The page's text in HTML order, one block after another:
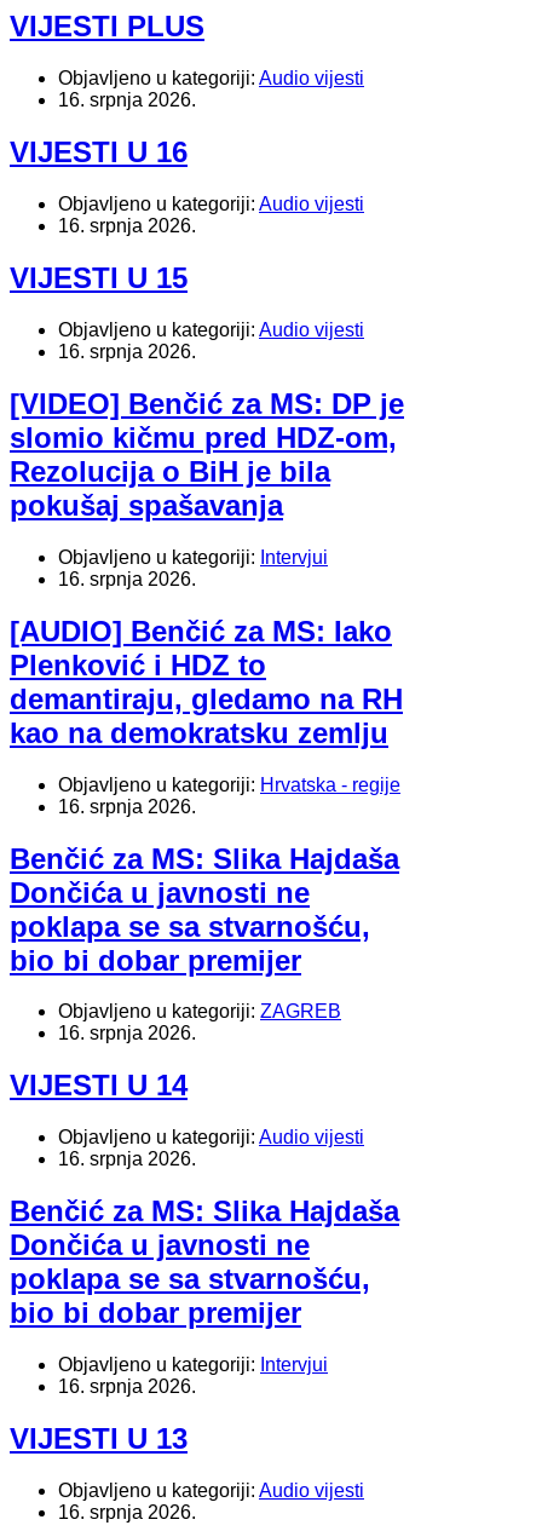
VIJESTI PLUS
Objavljeno u kategoriji: Audio vijesti
16. srpnja 2026.
VIJESTI U 16
Objavljeno u kategoriji: Audio vijesti
16. srpnja 2026.
VIJESTI U 15
Objavljeno u kategoriji: Audio vijesti
16. srpnja 2026.
[VIDEO] Benčić za MS: DP je
slomio kičmu pred HDZ-om,
Rezolucija o BiH je bila
pokušaj spašavanja
Objavljeno u kategoriji: Intervjui
16. srpnja 2026.
[AUDIO] Benčić za MS: Iako
Plenković i HDZ to
demantiraju, gledamo na RH
kao na demokratsku zemlju
Objavljeno u kategoriji: Hrvatska - regije
16. srpnja 2026.
Benčić za MS: Slika Hajdaša
Dončića u javnosti ne
poklapa se sa stvarnošću,
bio bi dobar premijer
Objavljeno u kategoriji: ZAGREB
16. srpnja 2026.
VIJESTI U 14
Objavljeno u kategoriji: Audio vijesti
16. srpnja 2026.
Benčić za MS: Slika Hajdaša
Dončića u javnosti ne
poklapa se sa stvarnošću,
bio bi dobar premijer
Objavljeno u kategoriji: Intervjui
16. srpnja 2026.
VIJESTI U 13
Objavljeno u kategoriji: Audio vijesti
16. srpnja 2026.